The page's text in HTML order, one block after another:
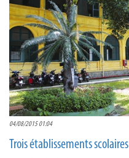
04/08/2015 01:04
Trois établissements